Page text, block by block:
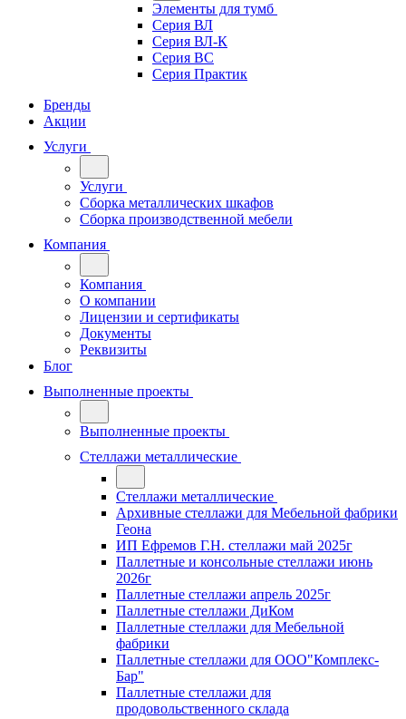
Элементы для тумб
Серия ВЛ
Серия ВЛ-К
Серия ВС
Серия Практик
Бренды
Акции
Услуги
Услуги
Сборка металлических шкафов
Сборка производственной мебели
Компания
Компания
О компании
Лицензии и сертификаты
Документы
Реквизиты
Блог
Выполненные проекты
Выполненные проекты
Стеллажи металлические
Стеллажи металлические
Архивные стеллажи для Мебельной фабрики
Геона
ИП Ефремов Г.Н. стеллажи май 2025г
Паллетные и консольные стеллажи июнь
2026г
Паллетные стеллажи апрель 2025г
Паллетные стеллажи ДиКом
Паллетные стеллажи для Мебельной
фабрики
Паллетные стеллажи для ООО"Комплекс-
Бар"
Паллетные стеллажи для
продовольственного склада